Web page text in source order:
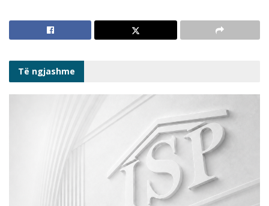
Bashkëpunim në Shqipëri
Kontratë shërbimi
Nëntor 2021 – Mars 2023
Të ngjashme